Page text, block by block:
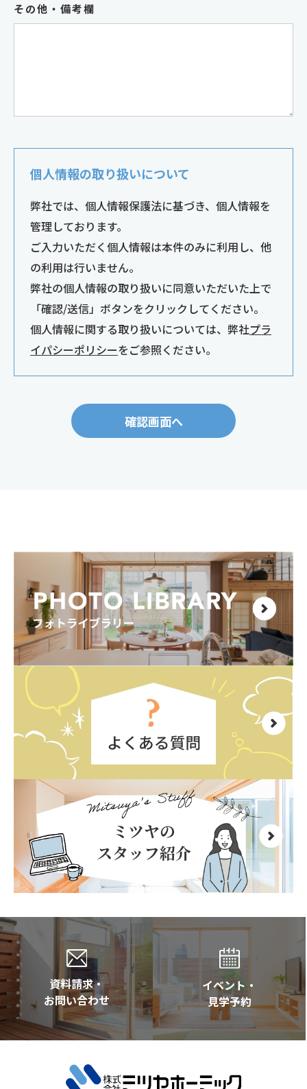
その他・備考欄
個人情報の取り扱いについて
弊社では、個人情報保護法に基づき、個人情報を
管理しております。
ご入力いただく個人情報は本件のみに利用し、他
の利用は行いません。
弊社の個人情報の取り扱いに同意いただいた上で
「確認/送信」ボタンをクリックしてください。
個人情報に関する取り扱いについては、弊社プラ
イパシーポリシーをご参照ください。
資料請求・
お問い合わせ
イベント・
見学予約